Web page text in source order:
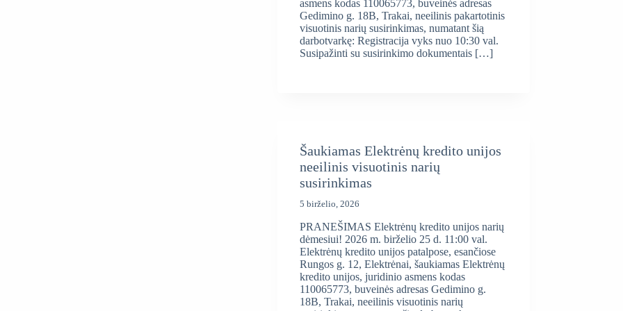
asmens kodas 110065773, buveinės adresas
Gedimino g. 18B, Trakai, neeilinis pakartotinis
visuotinis narių susirinkimas, numatant šią
darbotvarkę: Registracija vyks nuo 10:30 val.
Susipažinti su susirinkimo dokumentais […]
Šaukiamas Elektrėnų kredito unijos
neeilinis visuotinis narių
susirinkimas
5 birželio, 2026
PRANEŠIMAS Elektrėnų kredito unijos narių
dėmesiui! 2026 m. birželio 25 d. 11:00 val.
Elektrėnų kredito unijos patalpose, esančiose
Rungos g. 12, Elektrėnai, šaukiamas Elektrėnų
kredito unijos, juridinio asmens kodas
110065773, buveinės adresas Gedimino g.
18B, Trakai, neeilinis visuotinis narių